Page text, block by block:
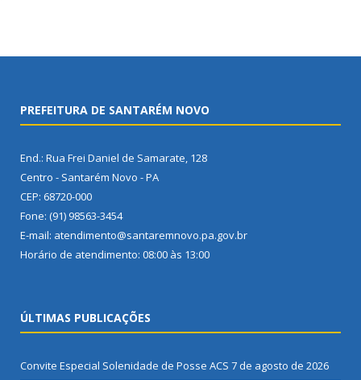
PREFEITURA DE SANTARÉM NOVO
End.: Rua Frei Daniel de Samarate, 128
Centro - Santarém Novo - PA
CEP: 68720-000
Fone: (91) 98563-3454
E-mail: atendimento@santaremnovo.pa.gov.br
Horário de atendimento: 08:00 às 13:00
ÚLTIMAS PUBLICAÇÕES
Convite Especial Solenidade de Posse ACS 7 de agosto de 2026